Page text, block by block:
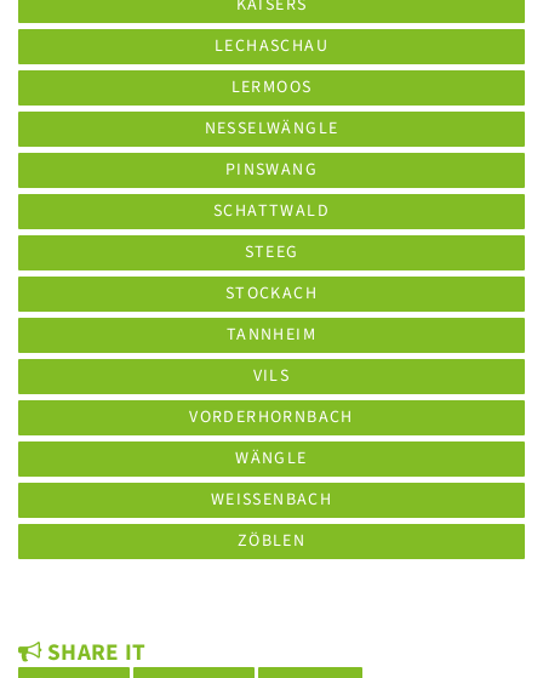
KAISERS
LECHASCHAU
LERMOOS
NESSELWÄNGLE
PINSWANG
SCHATTWALD
STEEG
STOCKACH
TANNHEIM
VILS
VORDERHORNBACH
WÄNGLE
WEISSENBACH
ZÖBLEN
SHARE IT